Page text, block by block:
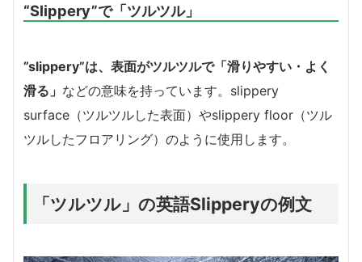
“Slippery”で「ツルツル」
”slippery”は、表面がツルツルで「滑りやすい・よく
滑る」 などの意味を持っています。slippery
surface（ツルツルした表面）やslippery floor（ツル
ツルしたフロアリング）のように使用します。
「ツルツル」の英語Slipperyの例文